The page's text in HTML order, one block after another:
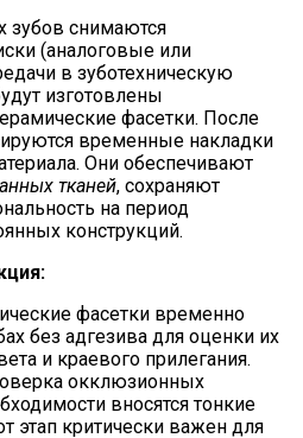
зубов снимаются
(аналоговые или
в зуботехническую
изготовлены
фасетки. После
временные накладки
Они обеспечивают
тканей, сохраняют
на период
конструкций.
фасетки временно
без адгезива для оценки их
и краевого прилегания.
окклюзионных
вносятся тонкие
этап критически важен для